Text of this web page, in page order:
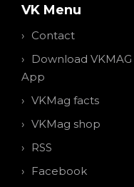
VK Menu
Contact
Download VKMAG
App
VKMag facts
VKMag shop
RSS
Facebook